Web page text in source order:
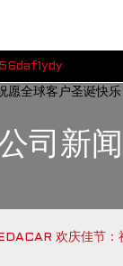
司新闻
EDACAR 欢庆佳节：